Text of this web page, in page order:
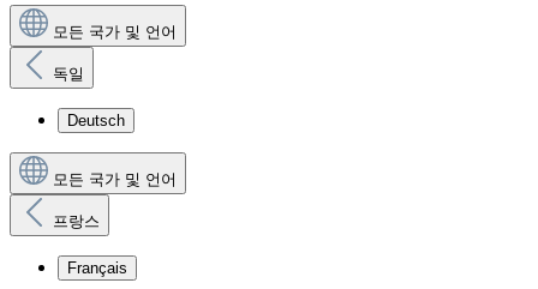
모든 국가 및 언어
독일
Deutsch
모든 국가 및 언어
프랑스
Français